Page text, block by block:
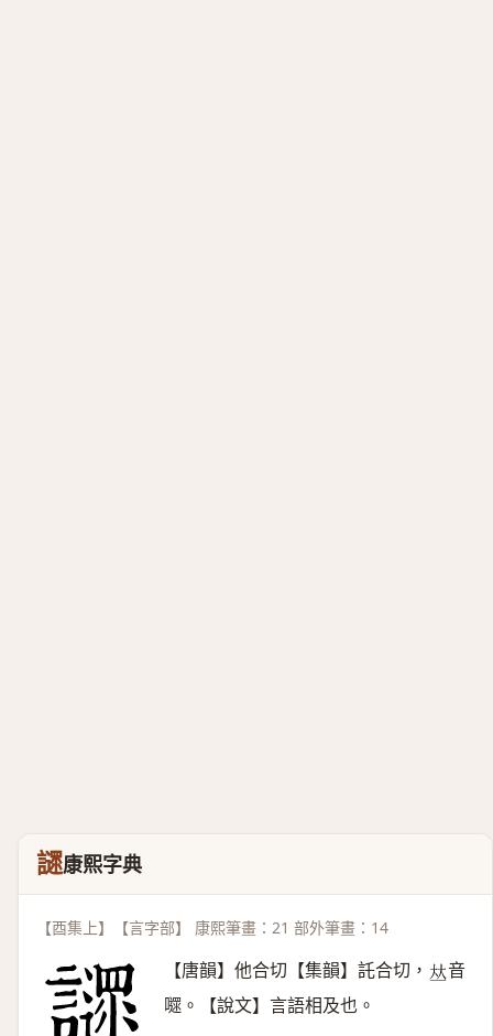
䜚康熙字典
【酉集上】【言字部】 康熙筆畫：21 部外筆畫：14
【唐韻】他合切【集韻】託合切， 𠀤音
嚃。【說文】言語相及也。